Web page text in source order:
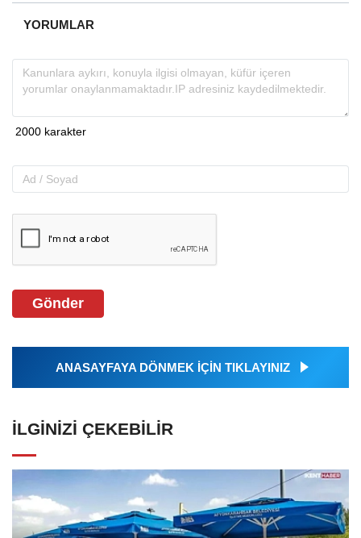
YORUMLAR
Gönder
ANASAYFAYA DÖNMEK İÇİN TIKLAYINIZ
İLGINIZI ÇEKEBILIR